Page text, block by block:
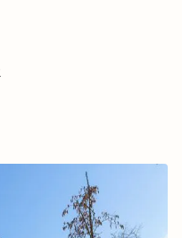
Freuen Sie
und eine entspannte
Urlaub. Wir
Aufenthalt im schönen